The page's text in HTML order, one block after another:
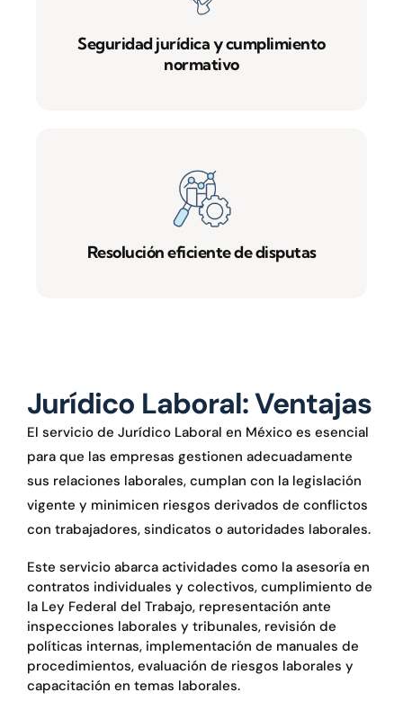
Seguridad jurídica y cumplimiento
normativo
Resolución eficiente de disputas
Jurídico Laboral: Ventajas
El servicio de Jurídico Laboral en México es esencial
para que las empresas gestionen adecuadamente
sus relaciones laborales, cumplan con la legislación
vigente y minimicen riesgos derivados de conflictos
con trabajadores, sindicatos o autoridades laborales.
Este servicio abarca actividades como la asesoría en
contratos individuales y colectivos, cumplimiento de
la Ley Federal del Trabajo, representación ante
inspecciones laborales y tribunales, revisión de
políticas internas, implementación de manuales de
procedimientos, evaluación de riesgos laborales y
capacitación en temas laborales.